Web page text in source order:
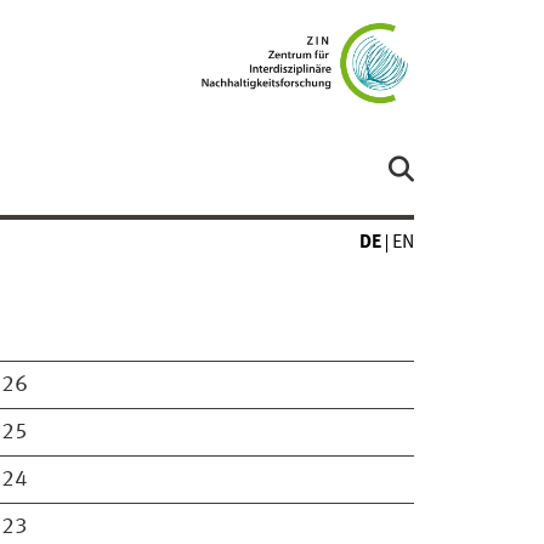
DE EN